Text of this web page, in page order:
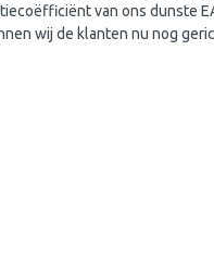
van ons dunste
wij de klanten nu nog